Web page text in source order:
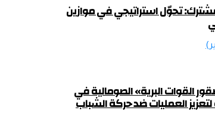
تحوّل استراتيجي في موازين
القوات البرية» الصومالية في
العمليات ضد حركة الشباب